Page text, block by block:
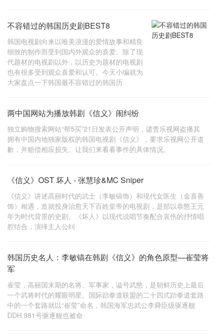
不容错过的韩国历史剧BEST8
韩国电视剧向来以唯美浪漫的爱情故事和精良
细致的制作而受到国内外观众的喜爱。除了现
代题材的电视剧以外，以历史为题材的电视剧
也有很多受到观众喜爱和认可。今天小编就为
大家盘点一下韩国最不容错过的韩国历
两中国网站为播放韩剧《信义》闹纠纷
独立购物搜索网站“帮5买”21日发表公开声明，谴责乐视网盗播其
拥有中国内地独家版权的韩国电视剧《信义》，要求乐视网公开道
歉，并赔偿相应损失。让我们来看看事件的具体情况。
《信义》OST 坏人 - 张慧珍&MC Sniper
《信义》讲述高丽时代的武士（李敏镐饰）和现代女医生（金喜善
饰）相遇，造就投身治愈天下百姓皇帝的电视剧，是部以恭愍王元
年为时代背景的史剧。《坏人》以现代说唱节奏配合哀伤的抒情唱
腔结合，演绎主人公纠
韩国历史名人：李敏镐在韩剧《信义》的角色原型—崔莹将
军
崔莹，高丽国末期的名将、军事家，谥号武愍，是朝鲜历史上最后
一个武将时代的耀眼明星。国际跆拳道联盟的二十四式跆拳道套路
中的一个套路就以“崔莹”命名，韩国海军忠武公李舜臣级驱逐舰
DDH 981号驱逐舰也被命